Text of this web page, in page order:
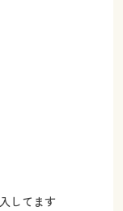
してます